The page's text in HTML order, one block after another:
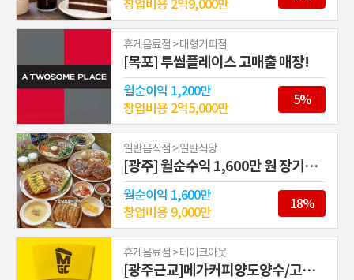
2억9,000만
창업비용
휴게음료점 > 대형커피점
[목포] 투썸플레이스 고매출 매장!
5%
1,200만
월순이익
2억5,000만
창업비용
일반음식점 > 일반식당
[광주] 월순수익 1,600만 원 장기운영 신뢰도 높은 무등왕돈까스 창업!
18%
1,600만
월순이익
9,000만
창업비용
휴게음료점 > 테이크아웃
[광주근교]메가커피양도양수/고매출